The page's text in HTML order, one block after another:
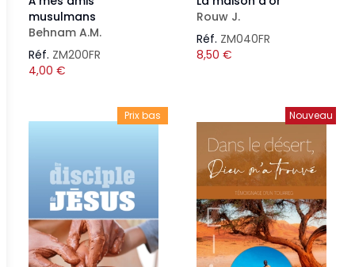
musulmans
Behnam A.M.
Réf. ZM200FR
4,00 €
Rouw J.
Réf. ZM040FR
8,50 €
Prix bas Nouveau